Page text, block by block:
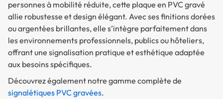
personnes à mobilité réduite, cette plaque en PVC gravé
allie robustesse et design élégant. Avec ses finitions dorées
ou argentées brillantes, elle s’intègre parfaitement dans
les environnements professionnels, publics ou hôteliers,
offrant une signalisation pratique et esthétique adaptée
aux besoins spécifiques.
Découvrez également notre gamme complète de
signalétiques PVC gravées.